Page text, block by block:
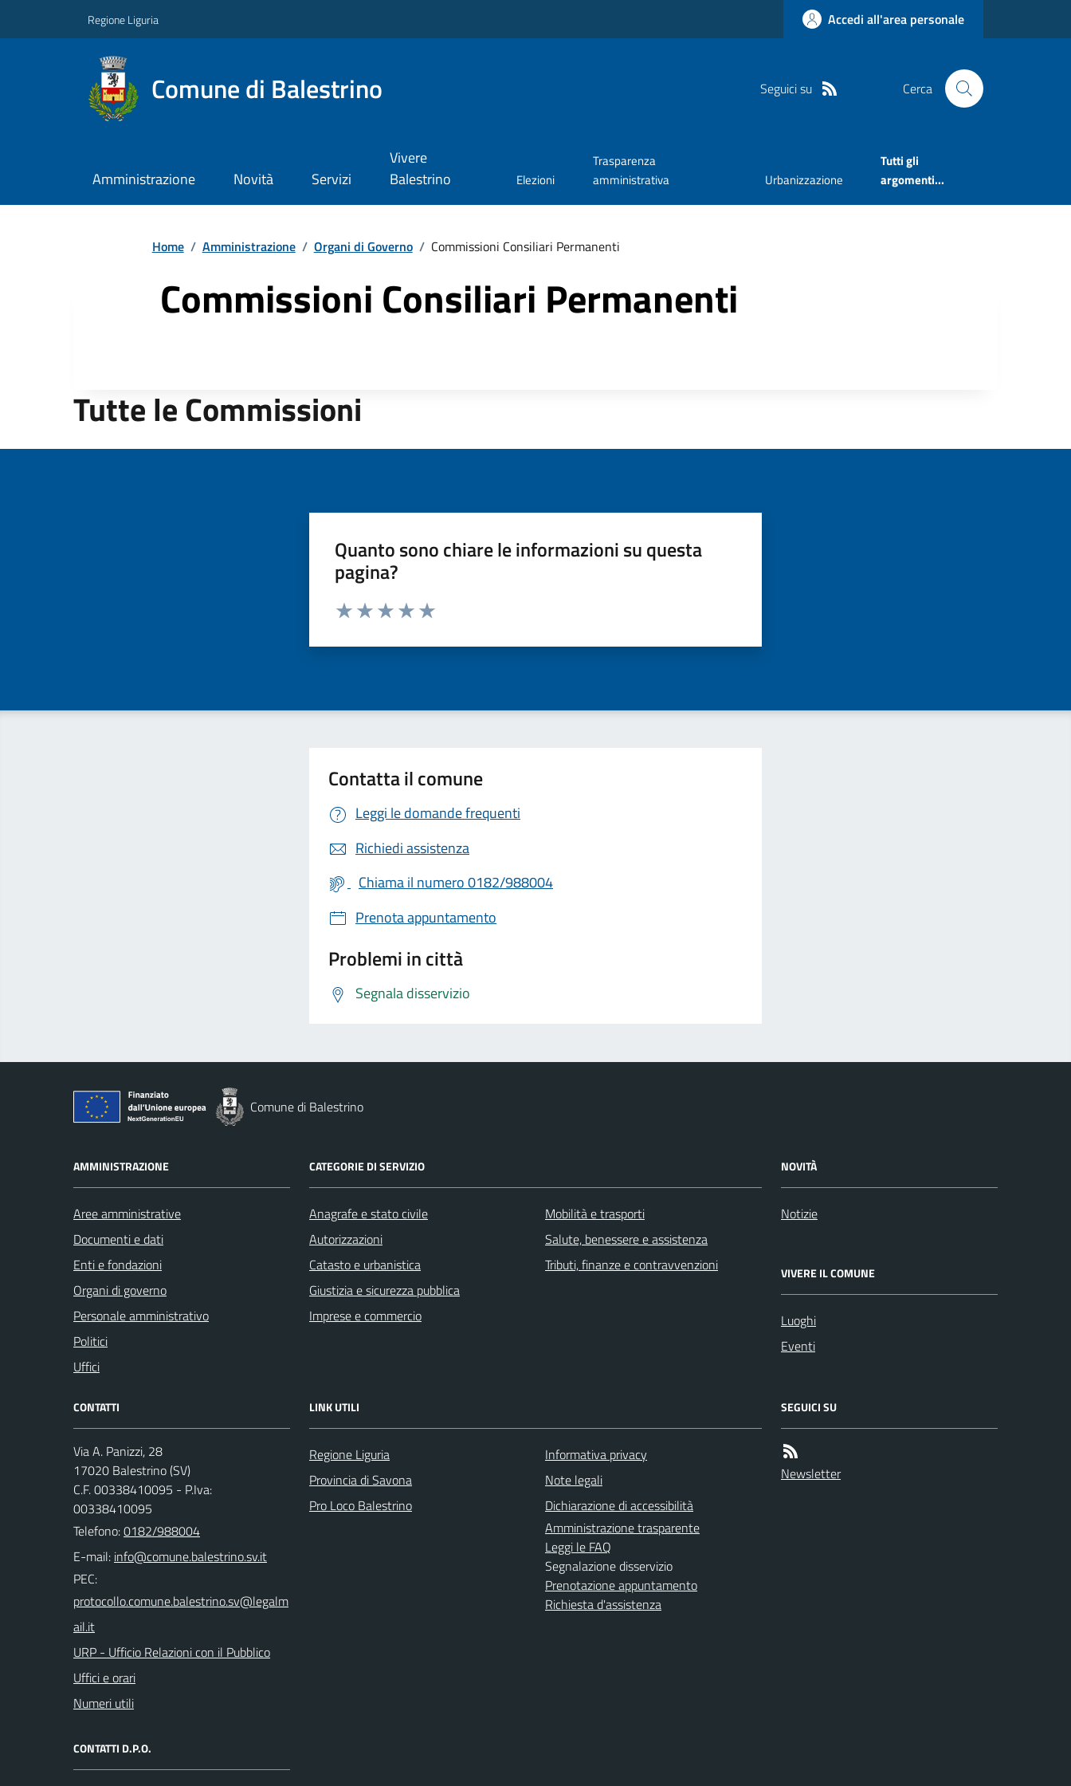
Regione Liguria Accedi all'area personale
Comune di Balestrino Seguici su Cerca
Amministrazione Novità Servizi
Vivere
Balestrino
Elezioni
Trasparenza
amministrativa
Urbanizzazione
Tutti gli
argomenti...
Home / Amministrazione / Organi di Governo / Commissioni Consiliari Permanenti
Commissioni Consiliari Permanenti
Tutte le Commissioni
Quanto sono chiare le informazioni su questa
pagina?
Valuta da 1 a 5 stelle la pagina
Contatta il comune
Leggi le domande frequenti
Richiedi assistenza
Chiama il numero 0182/988004
Prenota appuntamento
Problemi in città
Segnala disservizio
Comune di Balestrino
AMMINISTRAZIONE
Aree amministrative
Documenti e dati
Enti e fondazioni
Organi di governo
Personale amministrativo
Politici
Uffici
CATEGORIE DI SERVIZIO
Anagrafe e stato civile
Autorizzazioni
Catasto e urbanistica
Giustizia e sicurezza pubblica
Imprese e commercio
Mobilità e trasporti
Salute, benessere e assistenza
Tributi, finanze e contravvenzioni
NOVITÀ
Notizie
VIVERE IL COMUNE
Luoghi
Eventi
CONTATTI
Via A. Panizzi, 28
17020 Balestrino (SV)
C.F. 00338410095 - P.Iva:
00338410095
Telefono:0182/988004
E-mail:
PEC:
URP - Ufficio Relazioni con il Pubblico
Uffici e orari
Numeri utili
CONTATTI D.P.O.
LINK UTILI
Regione Liguria
Provincia di Savona
Pro Loco Balestrino
Informativa privacy
Note legali
Dichiarazione di accessibilità
Amministrazione trasparente
Leggi le FAQ
Segnalazione disservizio
Prenotazione appuntamento
Richiesta d'assistenza
SEGUICI SU
Newsletter